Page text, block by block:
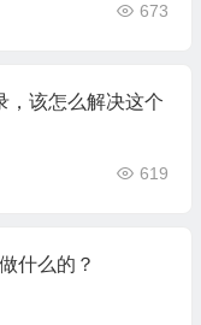
673
，该怎么解决这个
619
什么的？